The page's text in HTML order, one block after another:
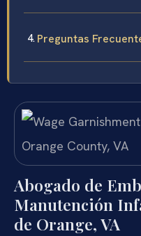
Preguntas
Abogado de
Manutención
de Orange, VA